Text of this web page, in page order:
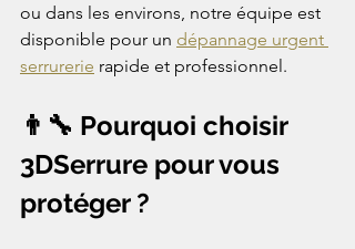
ou dans les environs, notre équipe est
disponible pour un dépannage urgent
serrurerie rapide et professionnel.
👨‍🔧 Pourquoi choisir
3DSerrure pour vous
protéger ?